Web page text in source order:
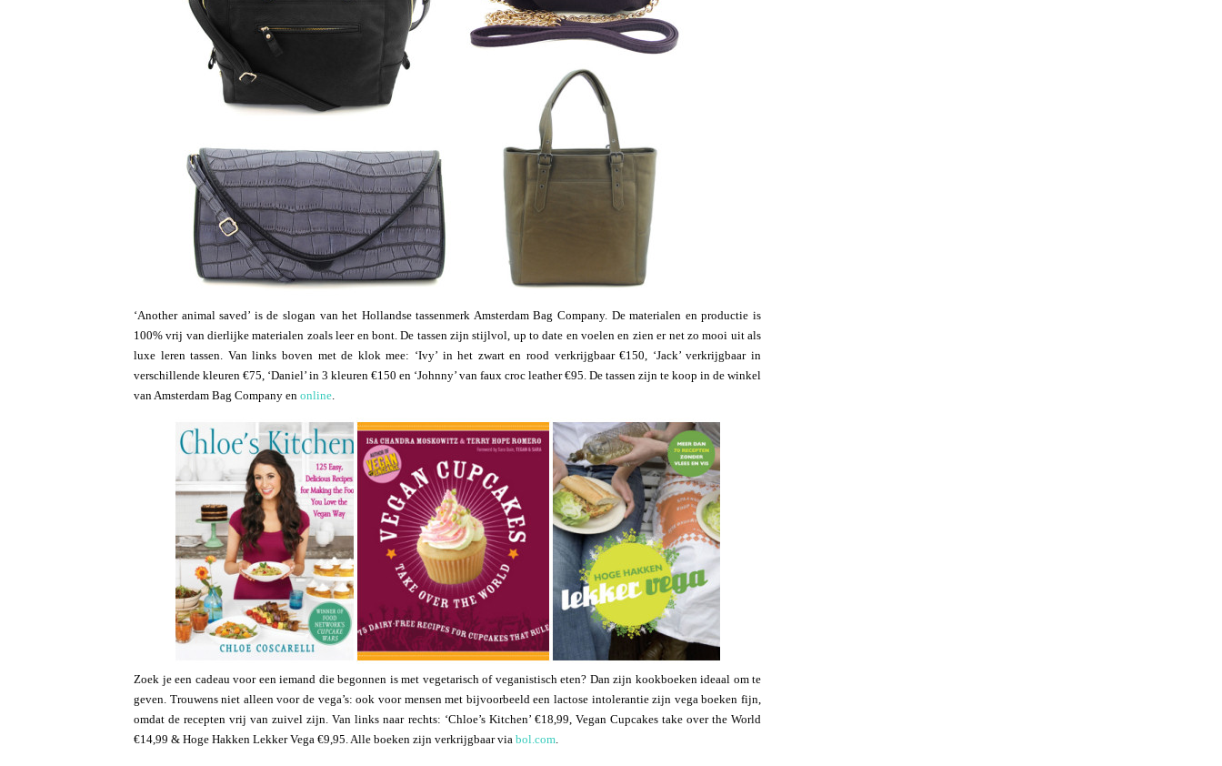
‘Another animal saved’ is de slogan van het Hollandse tassenmerk Amsterdam Bag Company. De materialen en productie is
100% vrij van dierlijke materialen zoals leer en bont. De tassen zijn stijlvol, up to date en voelen en zien er net zo mooi uit als
luxe leren tassen. Van links boven met de klok mee: ‘Ivy’ in het zwart en rood verkrijgbaar €150, ‘Jack’ verkrijgbaar in
verschillende kleuren €75, ‘Daniel’ in 3 kleuren €150 en ‘Johnny’ van faux croc leather €95. De tassen zijn te koop in de winkel
van Amsterdam Bag Company en online
Zoek je een cadeau voor een iemand die begonnen is met vegetarisch of veganistisch eten? Dan zijn kookboeken ideaal om te
geven. Trouwens niet alleen voor de vega’s: ook voor mensen met bijvoorbeeld een lactose intolerantie zijn vega boeken fijn,
omdat de recepten vrij van zuivel zijn. Van links naar rechts: ‘Chloe’s Kitchen’ €18,99, Vegan Cupcakes take over the World
€14,99 & Hoge Hakken Lekker Vega €9,95. Alle boeken zijn verkrijgbaar via bol.com.